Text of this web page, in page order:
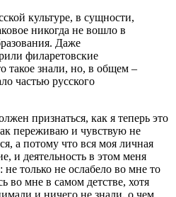
культуре, в сущности,
никогда не вошло в
Даже
филаретовские
такое знали, но, в общем –
частью русского
признаться, как я теперь это
переживаю и чувствую не
а потому что вся моя личная
и деятельность в этом меня
только не ослабело во мне то
во мне в самом детстве, хотя
и ничего не знали, о чем